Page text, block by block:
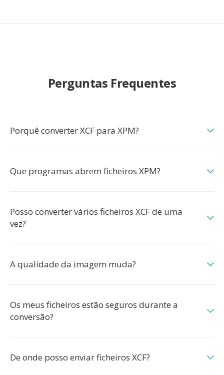
Perguntas Frequentes
Porquê converter XCF para XPM?
Que programas abrem ficheiros XPM?
Posso converter vários ficheiros XCF de uma
vez?
A qualidade da imagem muda?
Os meus ficheiros estão seguros durante a
conversão?
De onde posso enviar ficheiros XCF?